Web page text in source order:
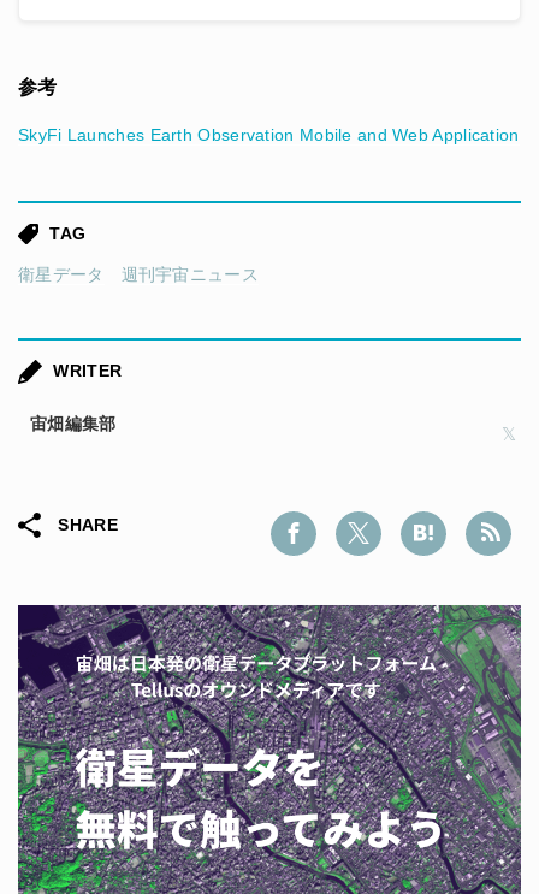
参考
SkyFi Launches Earth Observation Mobile and Web Application
TAG
衛星データ 週刊宇宙ニュース
WRITER
宙畑編集部
SHARE